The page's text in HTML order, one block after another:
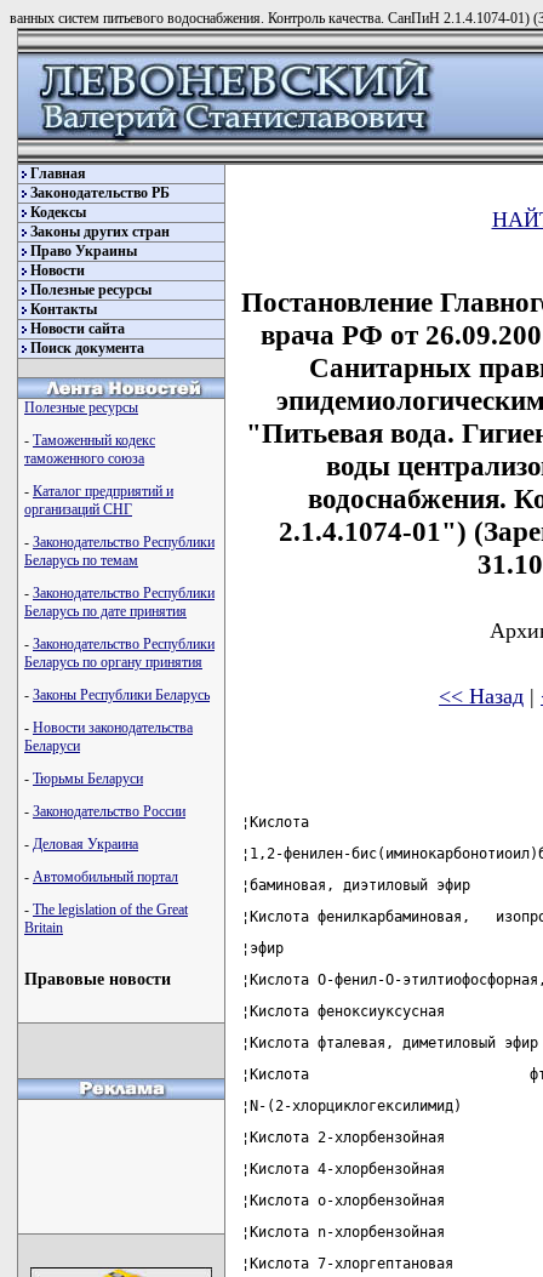
ванных систем питьевого водоснабжения. Контроль качества. СанПиН 2.1.4.1074-
Главная
Законодательство РБ
Кодексы
Законы других стран
Право Украины
Новости
Полезные ресурсы
Контакты
Новости сайта
Поиск документа
Полезные ресурсы
- Таможенный кодекс
таможенного союза
- Каталог предприятий и
организаций СНГ
- Законодательство Республики
Беларусь по темам
- Законодательство Республики
Беларусь по дате принятия
- Законодательство Республики
Беларусь по органу принятия
- Законы Республики Беларусь
- Новости законодательства
Беларуси
- Тюрьмы Беларуси
- Законодательство России
- Деловая Украина
- Автомобильный портал
- The legislation of the Great
Britain
Правовые новости
Постановление
врача РФ от
Санитарных
"Питьевая вода.
воды
водоснабжения.
2.1.4.1074-01")
<< Назад |
¦Кислота
¦1,2-фенилен-
¦баминовая, диэтиловый
¦Кислота фенилкарбаминовая,
¦эфир
¦Кислота О-фенил-О-
¦Кислота феноксиуксусная
¦Кислота фталевая,
¦Кислота
¦N-(2-
¦Кислота 2-хлорбензойная
¦Кислота 4-хлорбензойная
¦Кислота о-хлорбензойная
¦Кислота n-хлорбензойная
¦Кислота 7-хлоргептановая